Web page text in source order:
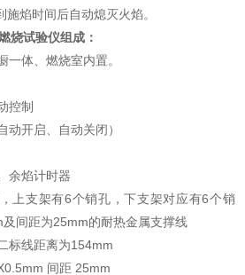
焰时间后自动熄灭火焰。
烧试验仪组成：
一体、燃烧室内置。
控制
动开启、自动关闭）
余焰计时器
上支架有6个销孔，下支架对应有6个销
间距为25mm的耐热金属支撑线
标线距离为154mm
间距 25mm